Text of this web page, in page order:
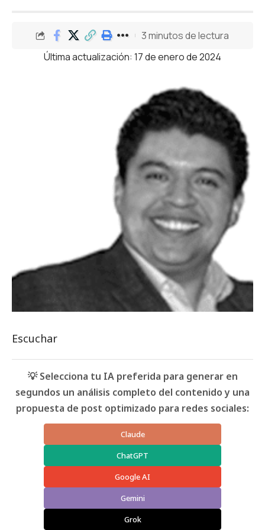
Última actualización: 17 de enero de 2024
3 minutos de lectura
Escuchar
💡 Selecciona tu IA preferida para generar en
segundos un análisis completo del contenido y una
propuesta de post optimizado para redes sociales:
Claude
ChatGPT
Google AI
Gemini
Grok